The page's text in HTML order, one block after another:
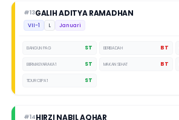
#13GALIH ADITYA RAMADHAN
VII-1 L Januari
BANGUN PAGI ST BERIBADAH BT
BERMASYARAKAT ST MAKAN SEHAT BT
TIDUR CEPAT ST
#14HIRZI NABIL AQHAR